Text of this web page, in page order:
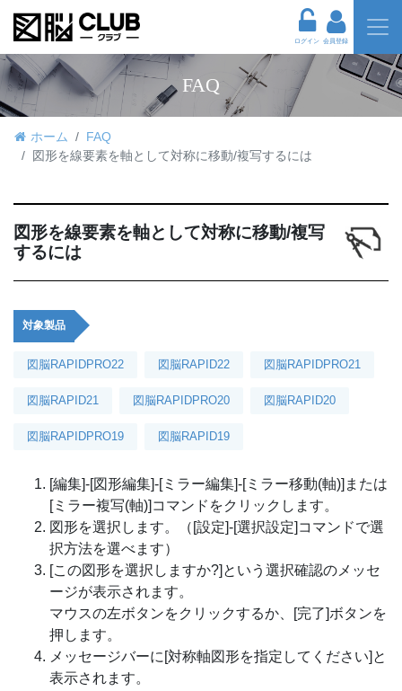
ログイン 会員登録
FAQ
ホーム
FAQ
図形を線要素を軸として対称に移動/複写するには
図形を線要素を軸として対称に移動/複写
するには
対象製品
図脳RAPIDPRO22 図脳RAPID22 図脳RAPIDPRO21
図脳RAPID21 図脳RAPIDPRO20 図脳RAPID20
図脳RAPIDPRO19 図脳RAPID19
[編集]-[図形編集]-[ミラー編集]-[ミラー移動(軸)]または
[ミラー複写(軸)]コマンドをクリックします。
図形を選択します。（[設定]-[選択設定]コマンドで選
択方法を選べます）
[この図形を選択しますか?]という選択確認のメッセ
ージが表示されます。
マウスの左ボタンをクリックするか、[完了]ボタンを
押します。
メッセージバーに[対称軸図形を指定してください]と
表示されます。